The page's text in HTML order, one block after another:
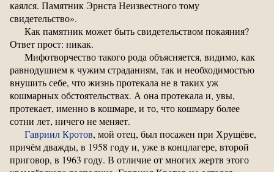
каялся. Памятник Эрнста Неизвестного тому
свидетельство».
Как памятник может быть свидетельством покаяния?
Ответ прост: никак.
Мифотворчество такого рода объясняется, видимо, как
равнодушием к чужим страданиям, так и необходимостью
внушить себе, что жизнь протекала не в таких уж
кошмарных обстоятельствах. А она протекала и, увы,
протекает, именно в кошмаре, и то, что кошмару более
сотни лет, ничего не меняет.
Гавриил Кротов, мой отец, был посажен при Хрущёве,
причём дважды, в 1958 году и, уже в концлагере, второй
приговор, в 1963 году. В отличие от многих жертв этого